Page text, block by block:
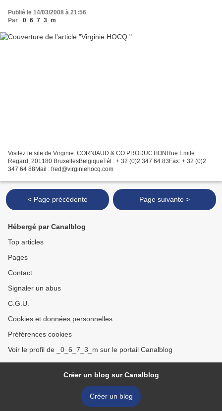
Publié le 14/03/2008 à 21:56
Par
_0_6_7_3_m
Visitez le site de Virginie. CORNIAUD & CO PRODUCTIONRue Emile
Regard, 201180 BruxellesBelgiqueTél : + 32 (0)2 347 64 83Fax: + 32 (0)2
347 64 88Mail : fred@virginiehocq.com
< Page précédente Page suivante >
Hébergé par Canalblog
Top articles
Pages
Contact
Signaler un abus
C.G.U.
Cookies et données personnelles
Préférences cookies
Voir le profil de _0_6_7_3_m sur le portail Canalblog
Créer un blog sur Canalblog
Créer un blog